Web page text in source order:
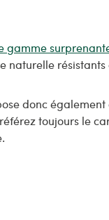
gamme
naturelle résistants
donc
toujours le